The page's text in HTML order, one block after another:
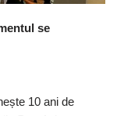
se
10 ani de